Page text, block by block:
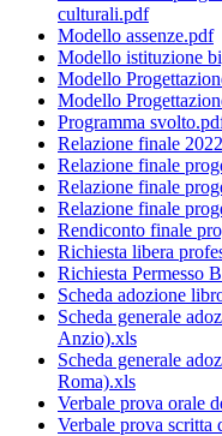
culturali.pdf
Modello assenze.pdf
Modello istituzione
Modello
Modello
Programma
Relazione finale
Relazione finale
Relazione finale
Relazione finale
Rendiconto finale
Richiesta libera
Richiesta Permesso
Scheda adozione
Scheda generale
Anzio).xls
Scheda generale
Roma).xls
Verbale prova orale
Verbale prova scritta